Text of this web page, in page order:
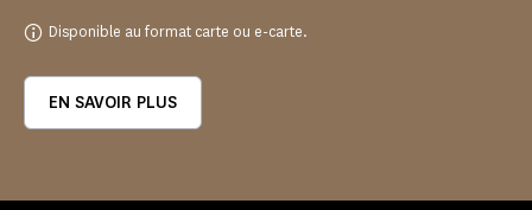
Disponible au format carte ou e-carte.
EN SAVOIR PLUS